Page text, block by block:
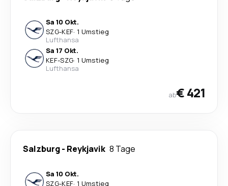
Sa 10 Okt.
SZG-KEF· 1 Umstieg
Lufthansa
Sa 17 Okt.
KEF-SZG· 1 Umstieg
Lufthansa
ab€ 421
Salzburg- Reykjavik 8 Tage
Sa 10 Okt.
SZG-KEF· 1 Umstieg